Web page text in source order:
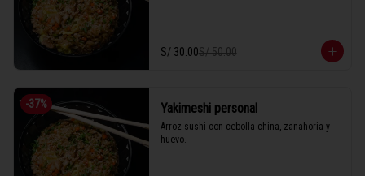
S/ 30.00S/ 50.00
-37% Yakimeshi personal
Arroz sushi con cebolla china, zanahoria y
huevo.